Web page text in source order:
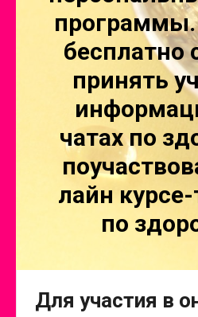
бесплатно
принять
чатах по
лайн
по
Для участия в